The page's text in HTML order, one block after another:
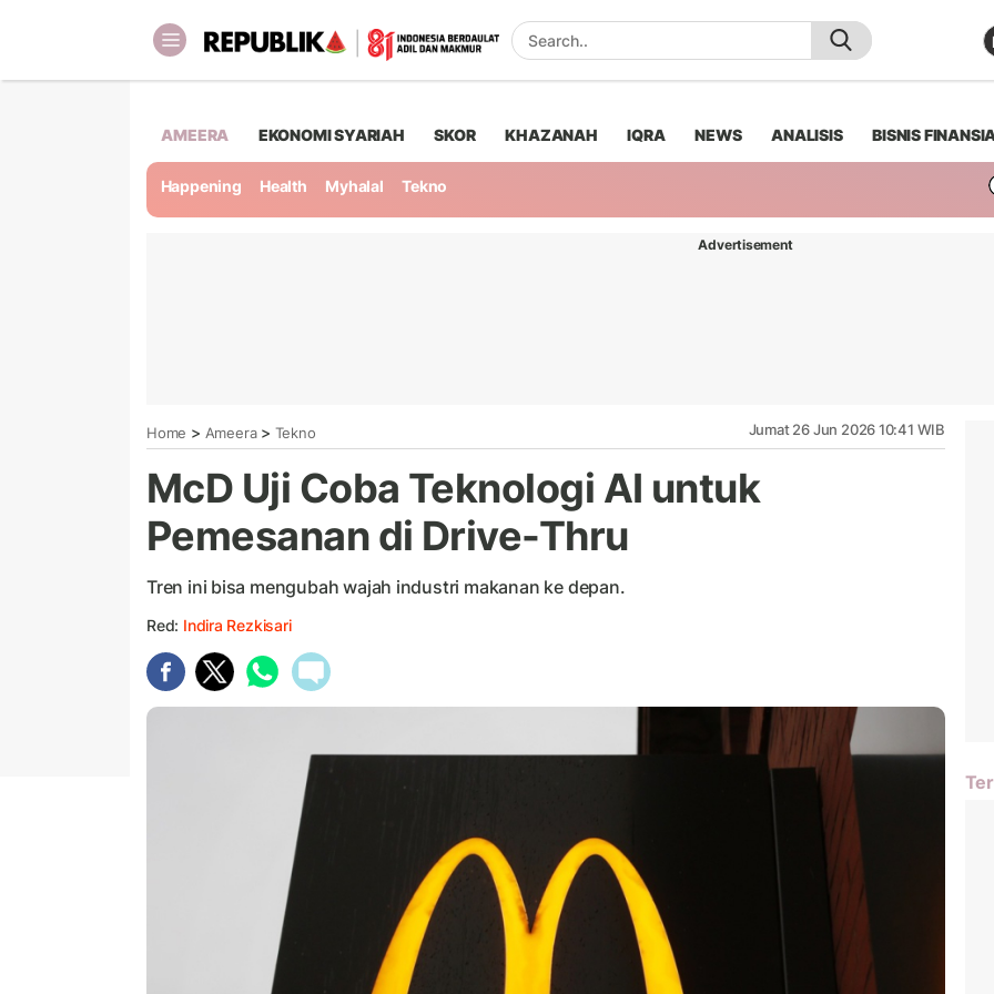
AMEERA EKONOMI SYARIAH SKOR KHAZANAH IQRA NEWS ANALISIS BISNIS
Happening Health Myhalal Tekno
Advertisement
Home > Ameera> Tekno Jumat 26 Jun 2026 10:41 WIB
McD Uji Coba Teknologi AI untuk
Pemesanan di Drive-Thru
Tren ini bisa mengubah wajah industri makanan ke depan.
Red: Indira Rezkisari